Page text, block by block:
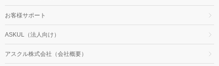
お客様サポート
ASKUL（法人向け）
アスクル株式会社（会社概要）